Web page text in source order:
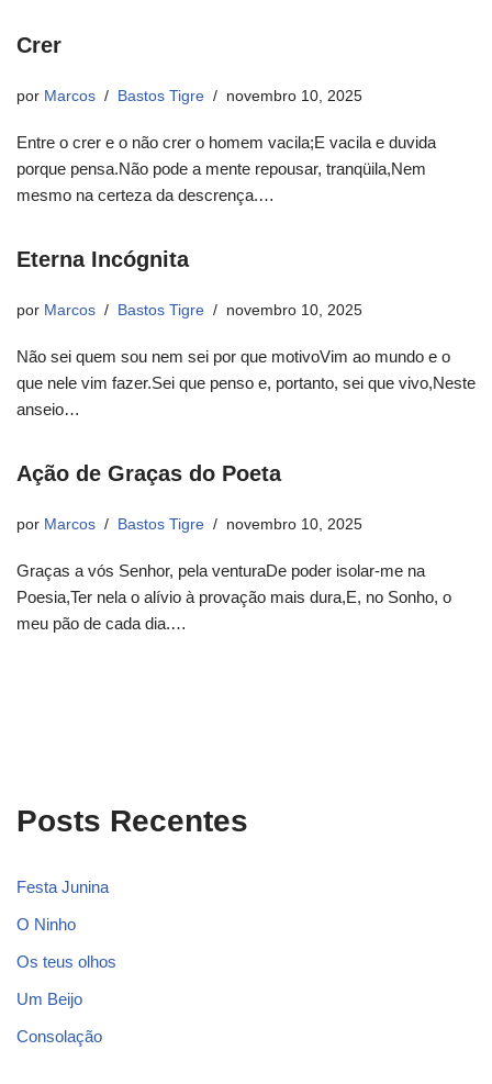
Crer
por Marcos Bastos Tigre novembro 10, 2025
Entre o crer e o não crer o homem vacila;E vacila e duvida
porque pensa.Não pode a mente repousar, tranqüila,Nem
mesmo na certeza da descrença.…
Eterna Incógnita
por Marcos Bastos Tigre novembro 10, 2025
Não sei quem sou nem sei por que motivoVim ao mundo e o
que nele vim fazer.Sei que penso e, portanto, sei que vivo,Neste
anseio…
Ação de Graças do Poeta
por Marcos Bastos Tigre novembro 10, 2025
Graças a vós Senhor, pela venturaDe poder isolar-me na
Poesia,Ter nela o alívio à provação mais dura,E, no Sonho, o
meu pão de cada dia.…
Posts Recentes
Festa Junina
O Ninho
Os teus olhos
Um Beijo
Consolação